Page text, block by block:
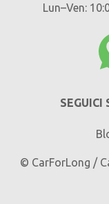
Lun–Ven:
SEGUICI
© CarForLong /